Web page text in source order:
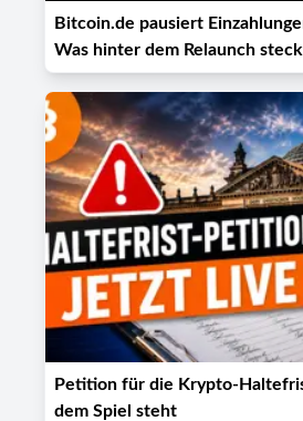
Bitcoin.de pausiert
Was hinter dem Relaunch
Petition für die Krypto-
dem Spiel steht